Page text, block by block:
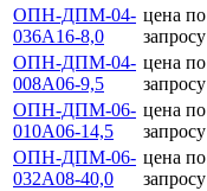
ОПН-ДПМ-04-
036А16-8,0
цена по
запросу
ОПН-ДПМ-04-
008А06-9,5
цена по
запросу
ОПН-ДПМ-06-
010А06-14,5
цена по
запросу
ОПН-ДПМ-06-
032А08-40,0
цена по
запросу